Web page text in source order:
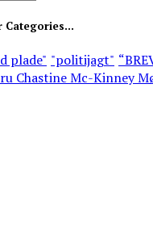
Categories...
plade" "politijagt"
Chastine Mc-Kinney